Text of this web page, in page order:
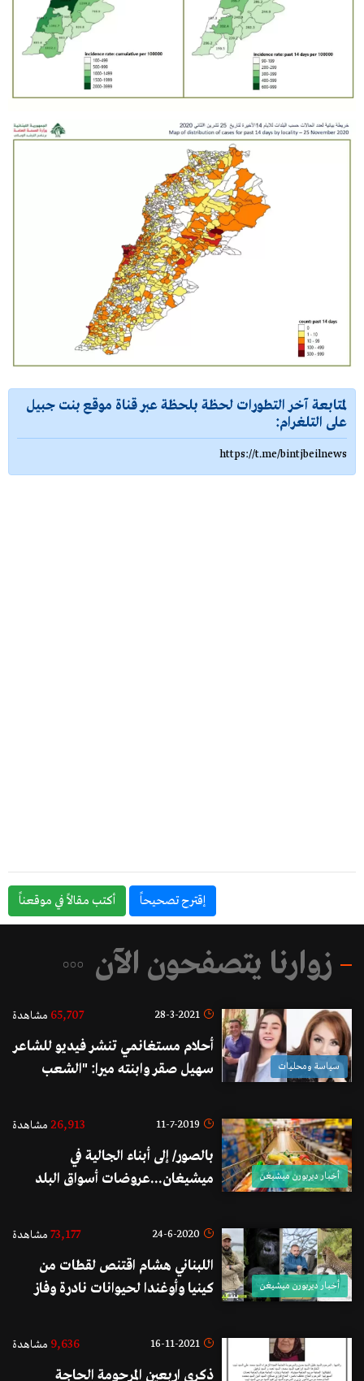
لمتابعة آخر التطورات لحظة بلحظة عبر قناة موقع بنت جبيل
على التلغرام:
https://t.me/bintjbeilnews
إقترح تصحيحاً أكتب مقالاً في موقعناً
زوارنا يتصفحون الآن
سياسة ومحليات
28-3-2021
65,707 مشاهدة
أحلام مستغانمي تنشر فيديو للشاعر
سهيل صقر وابنته ميرا: "الشعب
أخبار ديربورن ميشيغن
11-7-2019
26,913 مشاهدة
بالصور/ إلى أبناء الجالية في
ميشيغان...عروضات أسواق البلد
دوماً بانتظاركم في ديربورن هايتس
أخبار ديربورن ميشيغن
24-6-2020
73,177 مشاهدة
اللبناني هشام اقتنص لقطات من
كينيا وأوغندا لحيوانات نادرة وفاز
الإحترافي وبعد الأدغال يعد لمغامرة
16-11-2021
9,636 مشاهدة
ذكرى اربعين المرحومة الحاجة